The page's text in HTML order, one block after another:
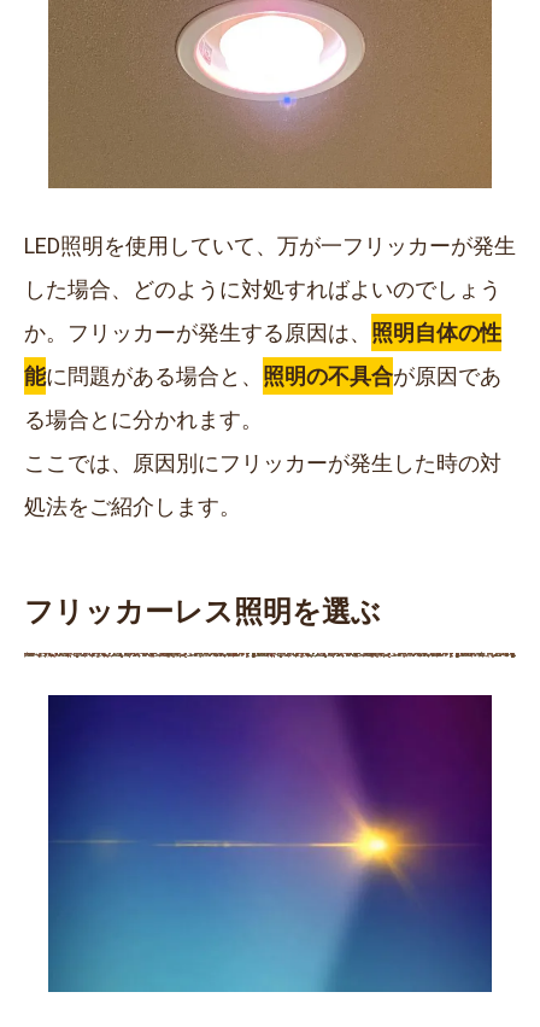
LED照明を使用していて、万が一フリッカーが発生
した場合、どのように対処すればよいのでしょう
か。フリッカーが発生する原因は、 照明自体の性
能に問題がある場合と、 照明の不具合が原因であ
る場合とに分かれます。
ここでは、原因別にフリッカーが発生した時の対
処法をご紹介します。
フリッカーレス照明を選ぶ